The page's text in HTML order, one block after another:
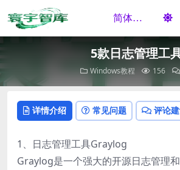
5款日志管理工
Windows教程 156
详情介绍 常见问题 评论
1、日志管理工具Graylog
Graylog是一个强大的开源日志管理